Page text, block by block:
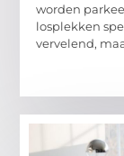
worden
losplekken
vervelend,